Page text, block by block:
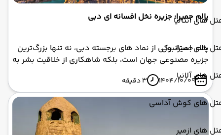
های آنتالیا
های استانبول
های آلانیا
های کوش آداسی
های ازمیر
پالم جمیرا: جزیره نخل افسانه ای دبی
پالم جمیرا، یکی از نماد های برجسته دبی، نه تنها بزرگ‌ترین
جزیره مصنوعی جهان است، بلکه شاهکاری از خلاقیت بشر به
شمار می‌رود که حتی از فضا قابل مشاهده است. این جزیره
تنه اصلی، ۱۷ شاخه (fronds) و یک هلال محافظتی است که
مانند سپری طبیعی در برابر امواج خلیج فارس عمل می‌کند.
1404/10/09 3 دقیقه